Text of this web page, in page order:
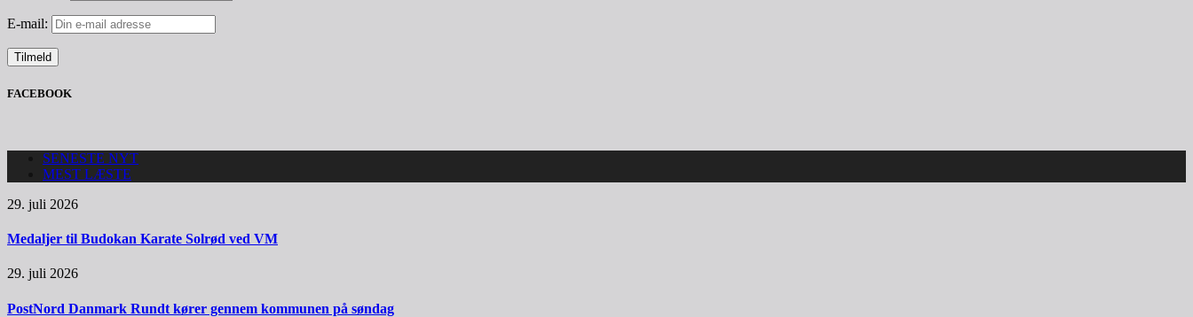
E-mail:
FACEBOOK
SENESTE NYT
MEST LÆSTE
29. juli 2026
Medaljer til Budokan Karate Solrød ved VM
29. juli 2026
PostNord Danmark Rundt kører gennem kommunen på søndag